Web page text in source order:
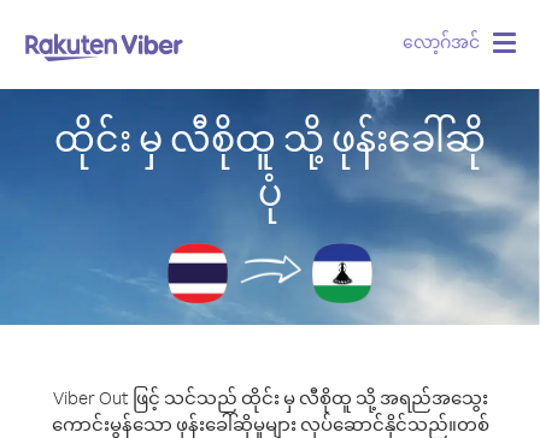
လော့ဂ်အင်
ထိုင်း မှ လီစိုထူ သို့ ဖုန်းခေါ်ဆို
ပုံ
Viber Out ဖြင့် သင်သည် ထိုင်း မှ လီစိုထူ သို့ အရည်အသွေး
ကောင်းမွန်သော ဖုန်းခေါ်ဆိုမှုများ လုပ်ဆောင်နိုင်သည်။တစ်